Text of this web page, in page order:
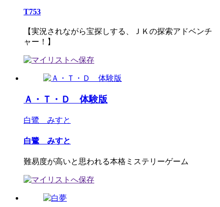
T753
【実況されながら宝探しする、ＪＫの探索アドベンチ
ャー！】
Ａ・Ｔ・Ｄ 体験版
白鷺 みすと
白鷺 みすと
難易度が高いと思われる本格ミステリーゲーム